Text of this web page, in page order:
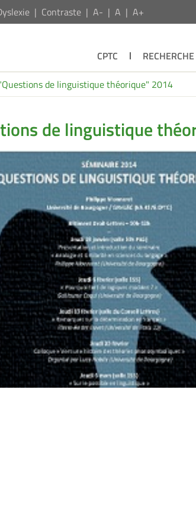
Contraste A- A A+
CPTC
de linguistique théorique" 2014
de linguistique